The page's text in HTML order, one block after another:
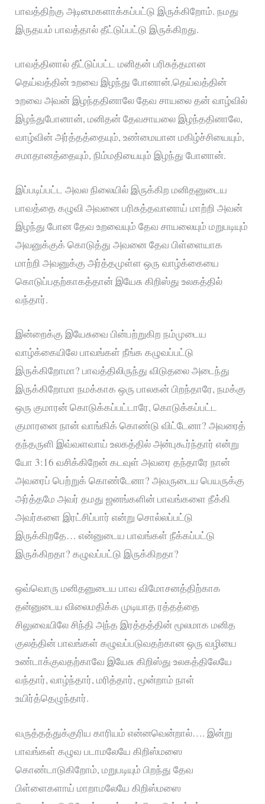
பாவத்திற்கு அடிமைகளாக்கப்பட்டு இருக்கிறோம். நமது
இருதயம் பாவத்தால் தீட்டுப்பட்டு இருக்கிறது.
பாவத்தினால் தீட்டுப்பட்ட மனிதன் பரிசுத்தமான
தெய்வத்தின் உறவை இழந்து போனான்.தெய்வத்தின்
உறவை அவன் இழந்ததினாலே தேவ சாயலை தன் வாழ்வில்
இழந்துபோனான், மனிதன் தேவசாயலை இழந்ததினாலே,
வாழ்வின் அர்த்தத்தையும், உண்மையான மகிழ்ச்சியையும்,
சமாதானத்தையும், நிம்மதியையும் இழந்து போனான்.
இப்படிப்பட்ட அவல நிலையில் இருக்கிற மனிதனுடைய
பாவத்தை கழுவி அவனை பரிசுத்தவானாய் மாற்றி அவன்
இழந்து போன தேவ உறவையும் தேவ சாயலையும் மறுபடியும்
அவனுக்குக் கொடுத்து அவனை தேவ பிள்ளையாக
மாற்றி அவனுக்கு அர்த்தமுள்ள ஒரு வாழ்க்கையை
கொடுப்பதற்காகத்தான் இயேசு கிறிஸ்து உலகத்தில்
வந்தார்.
இன்றைக்கு இயேசுவை பின்பற்றுகிற நம்முடைய
வாழ்க்கையிலே பாவங்கள் நீங்க கழுவப்பட்டு
இருக்கிறோமா? பாவத்திலிருந்து விடுதலை அடைந்து
இருக்கிறோமா நமக்காக ஒரு பாலகன் பிறந்தாரே, நமக்கு
ஒரு குமாரன் கொடுக்கப்பட்டாரே, கொடுக்கப்பட்ட
குமாரனை நான் வாங்கிக் கொண்டு விட்டேனா? அவரைத்
தந்தருளி இவ்வளவாய் உலகத்தில் அன்புகூர்ந்தார் என்று
யோ 3:16 வசிக்கிறேன் கடவுள் அவரை தந்தாரே நான்
அவரைப் பெற்றுக் கொண்டேனா? அவருடைய பெயருக்கு
அர்த்தமே அவர் தமது ஜனங்களின் பாவங்களை நீக்கி
அவர்களை இரட்சிப்பார் என்று சொல்லப்பட்டு
இருக்கிறதே… என்னுடைய பாவங்கள் நீக்கப்பட்டு
இருக்கிறதா? கழுவப்பட்டு இருக்கிறதா?
ஒவ்வொரு மனிதனுடைய பாவ விமோசனத்திற்காக
தன்னுடைய விலைமதிக்க முடியாத ரத்தத்தை
சிலுவையிலே சிந்தி அந்த இரத்தத்தின் மூலமாக மனித
குலத்தின் பாவங்கள் கழுவப்படுவதற்கான ஒரு வழியை
உண்டாக்குவதற்காவே இயேசு கிறிஸ்து உலகத்திலேயே
வந்தார், வாழ்ந்தார், மரித்தார், மூன்றாம் நாள்
உயிர்த்தெழுந்தார்.
வருத்தத்துக்குரிய காரியம் என்னவென்றால்…. இன்று
பாவங்கள் கழுவ படாமலேயே கிறிஸ்மஸை
கொண்டாடுகிறோம், மறுபடியும் பிறந்து தேவ
பிள்ளைகளாய் மாறாமலேயே கிறிஸ்மஸை